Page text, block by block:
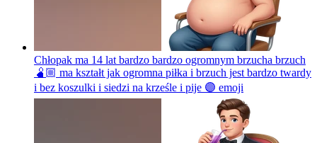
Chłopak ma 14 lat bardzo bardzo ogromnym brzucha brzuch
🫄🏼 ma kształt jak ogromna piłka i brzuch jest bardzo twardy
i bez koszulki i siedzi na krześle i pije 🟣 emoji